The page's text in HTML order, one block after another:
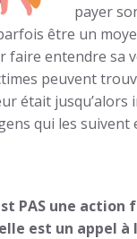
payer
être un
faire entendre sa
peuvent
était jusqu’alors
qui les suivent
PAS une action
est un appel à